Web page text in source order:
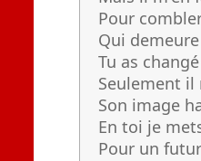
Pour
Qui
Tu as
Seulement
Son image
En toi je
Pour un